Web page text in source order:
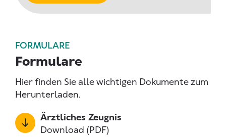
FORMULARE
Formulare
Hier finden Sie alle wichtigen Dokumente zum
Herunterladen.
Ärztliches Zeugnis
Download (PDF)